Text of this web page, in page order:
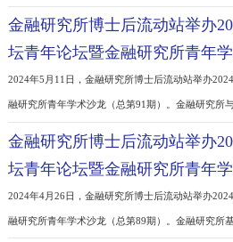
和融资决策影响，验证了中小银行因羊群效应对
坛青年论坛暨金融研究所青
2024年5月17日，金融研究所博士后流动站举办
模型分析了美国通货膨胀水平的运行机制及预测
了展望，并从资产配置角度出发，对投资者资产
金融研究所博士后流动站举
坛青年论坛暨金融研究所青年
2024年5月11日，金融研究所博士后流动站举办
融研究所青年学术沙龙（总第91期）。金融研究
士生沈博文以“美元债市场基本情况介绍及启示”
金融研究所博士后流动站举